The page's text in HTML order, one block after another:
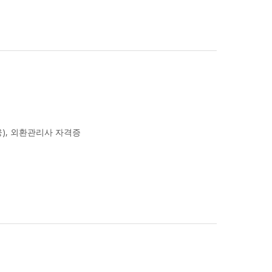
), 외환관리사 자격증